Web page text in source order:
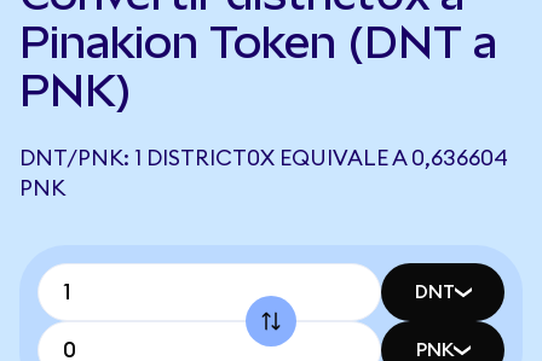
Pinakion Token (DNT a
PNK)
DNT/PNK: 1 DISTRICT0X EQUIVALE A 0,636604
PNK
DNT
PNK